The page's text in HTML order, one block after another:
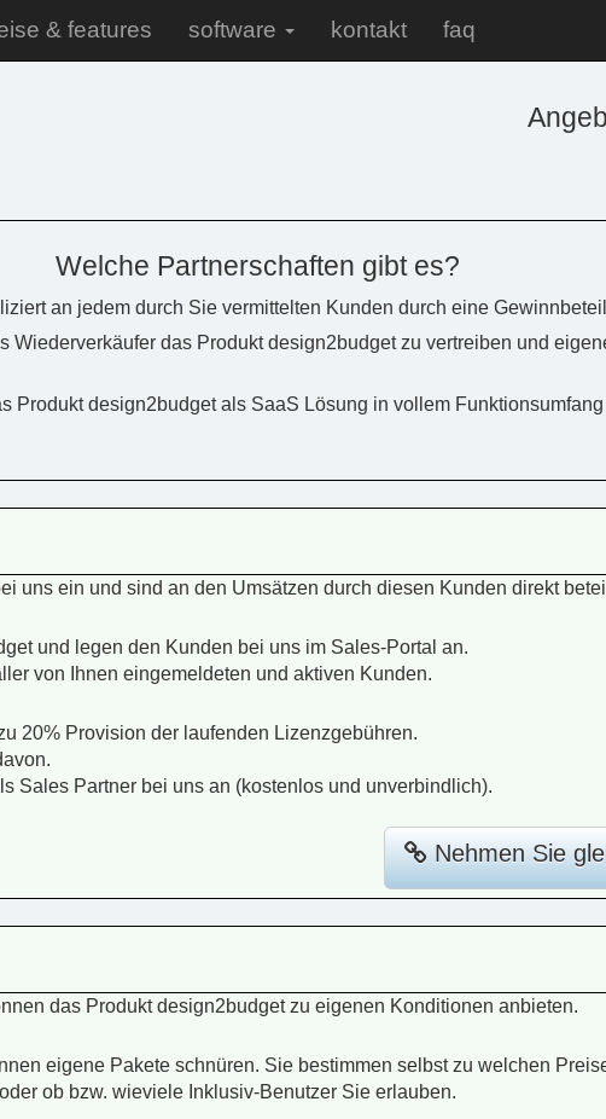
& features software kontakt faq
Welche Partnerschaften gibt es?
an jedem durch Sie vermittelten Kunden durch eine
Wiederverkäufer das Produkt design2budget zu vertreiben und
Produkt design2budget als SaaS Lösung in vollem
uns ein und sind an den Umsätzen durch diesen Kunden direkt
und legen den Kunden bei uns im Sales-Portal an.
von Ihnen eingemeldeten und aktiven Kunden.
20% Provision der laufenden Lizenzgebühren.
Sales Partner bei uns an (kostenlos und unverbindlich).
Nehmen Sie
das Produkt design2budget zu eigenen Konditionen anbieten.
eigene Pakete schnüren. Sie bestimmen selbst zu welchen
ob bzw. wieviele Inklusiv-Benutzer Sie erlauben.